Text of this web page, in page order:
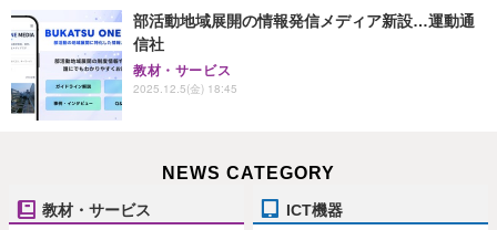
部活動地域展開の情報発信メディア新設…運動通
信社
教材・サービス
2025.12.5(金) 18:45
NEWS CATEGORY
教材・サービス ICT機器